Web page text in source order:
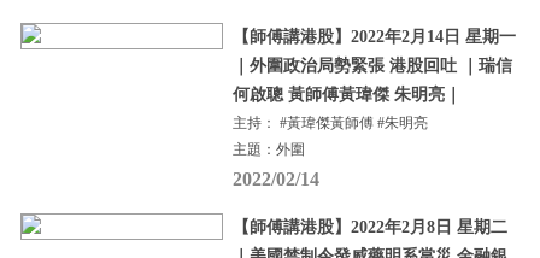
【師傅講港股】2022年2月14日 星期一
｜外圍政治局勢緊張 港股回吐 ｜瑞信
何啟聰 黃師傅黃瑋傑 朱明亮｜
主持： #黃瑋傑黃師傅 #朱明亮
主題：外圍
2022/02/14
【師傅講港股】2022年2月8日 星期二